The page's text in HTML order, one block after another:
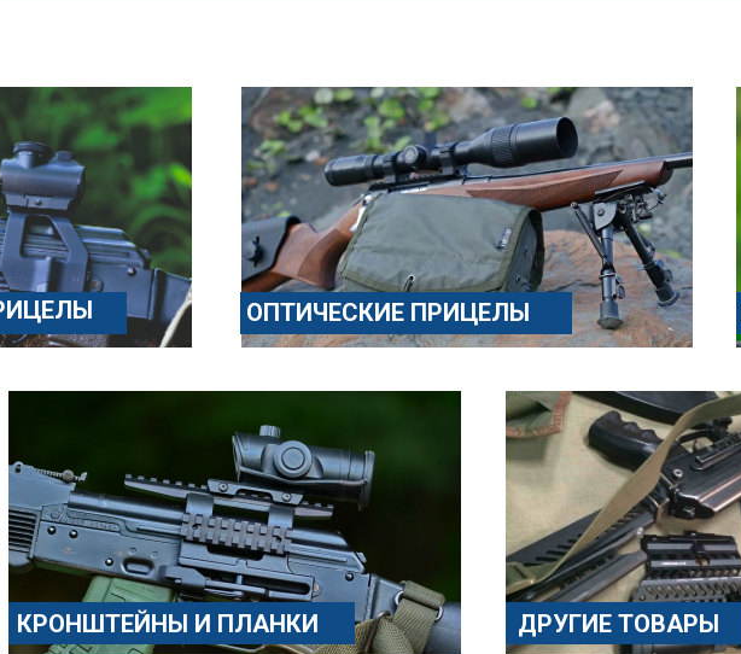
ОПТИЧЕСКИЕ ПРИЦЕЛЫ
КРОНШТЕЙНЫ И ПЛАНКИ ДРУГИЕ ТОВАРЫ